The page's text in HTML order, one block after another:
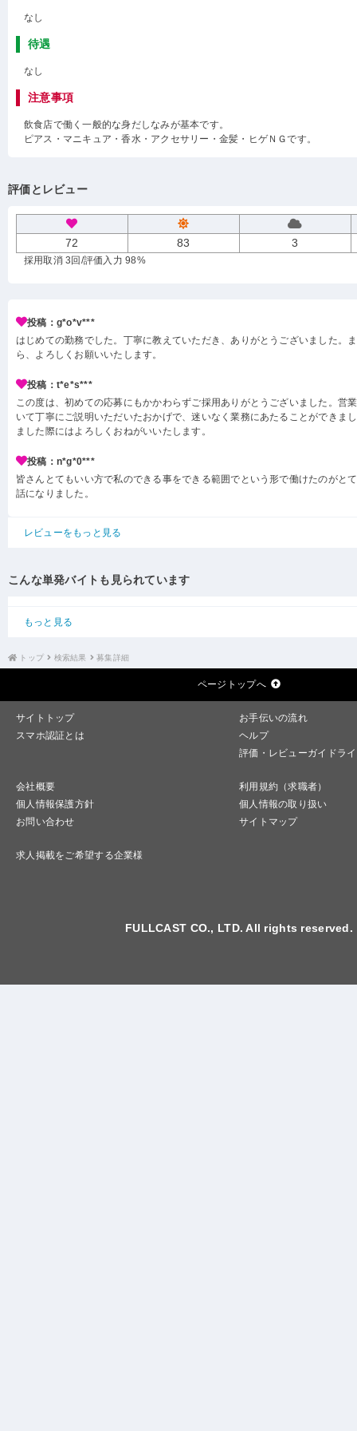
なし
待遇
なし
注意事項
飲食店で働く一般的な身だしなみが基本です。
ピアス・マニキュア・香水・アクセサリー・金髪・ヒゲＮＧです。
評価とレビュー
72 83 3
採用取消 3回 /評価入力 98%
投稿：g*o*v***
はじめての勤務でした。丁寧に教えていただき、ありがとうございました。
ら、よろしくお願いいたします。
投稿：t*e*s***
この度は、初めての応募にもかかわらずご採用ありがとうございました。営
いて丁寧にご説明いただいたおかげで、迷いなく業務にあたることができま
ました際にはよろしくおねがいいたします。
投稿：n*g*0***
皆さんとてもいい方で私のできる事をできる範囲でという形で働けたのがと
話になりました。
レビューをもっと見る
こんな単発バイトも見られています
もっと見る
トップ 検索結果 募集詳細
ページトップへ
サイトトップ
お手伝いの流れ
スマホ認証とは
ヘルプ
評価・レビューガイドラ
会社概要
利用規約（求職者）
個人情報保護方針
個人情報の取り扱い
お問い合わせ
サイトマップ
求人掲載をご希望する企業様
FULLCAST CO., LTD. All rights reserved.